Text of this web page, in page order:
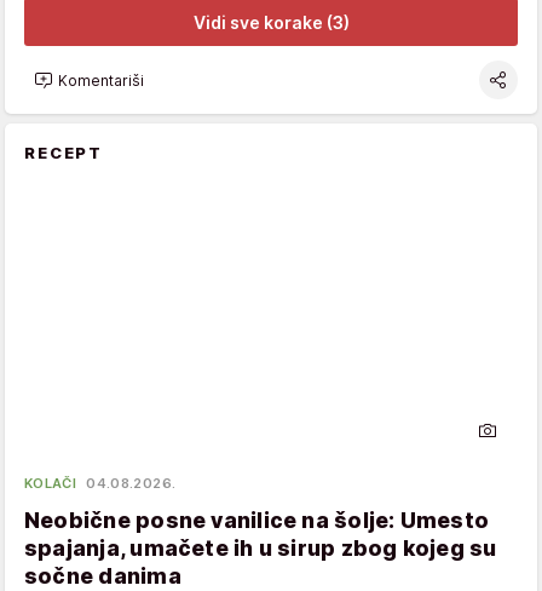
Vidi sve korake (3)
Komentariši
RECEPT
KOLAČI 04.08.2026.
Neobične posne vanilice na šolje: Umesto
spajanja, umačete ih u sirup zbog kojeg su
sočne danima